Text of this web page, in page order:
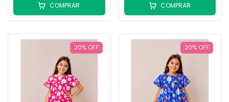
COMPRAR COMPRAR
20% OFF 20% OFF